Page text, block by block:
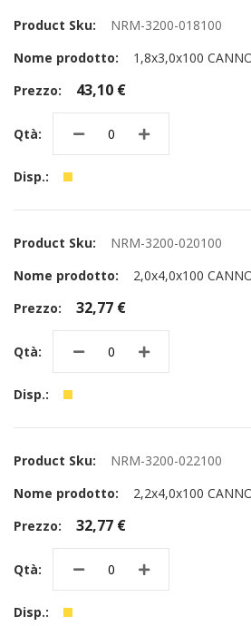
NRM-3200-018100
1,8x3,0x100
43,10 €
NRM-3200-020100
2,0x4,0x100
32,77 €
NRM-3200-022100
2,2x4,0x100
32,77 €